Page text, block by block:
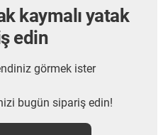
kaymalı yatak
edin
görmek ister
bugün sipariş edin!